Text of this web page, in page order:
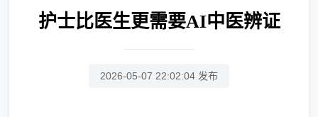
护士比医生更需要AI中医辨证
2026-05-07 22:02:04 发布